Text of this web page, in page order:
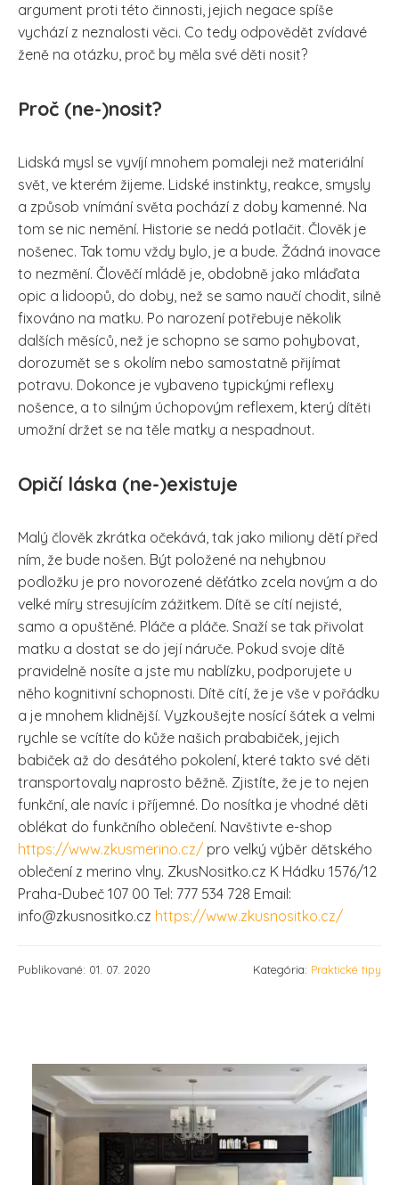
argument proti této činnosti, jejich negace spíše
vychází z neznalosti věci. Co tedy odpovědět zvídavé
ženě na otázku, proč by měla své děti nosit?
Proč (ne-)nosit?
Lidská mysl se vyvíjí mnohem pomaleji než materiální
svět, ve kterém žijeme. Lidské instinkty, reakce, smysly
a způsob vnímání světa pochází z doby kamenné. Na
tom se nic nemění. Historie se nedá potlačit. Člověk je
nošenec. Tak tomu vždy bylo, je a bude. Žádná inovace
to nezmění. Člověčí mládě je, obdobně jako mláďata
opic a lidoopů, do doby, než se samo naučí chodit, silně
fixováno na matku. Po narození potřebuje několik
dalších měsíců, než je schopno se samo pohybovat,
dorozumět se s okolím nebo samostatně přijímat
potravu. Dokonce je vybaveno typickými reflexy
nošence, a to silným úchopovým reflexem, který dítěti
umožní držet se na těle matky a nespadnout.
Opičí láska (ne-)existuje
Malý člověk zkrátka očekává, tak jako miliony dětí před
ním, že bude nošen. Být položené na nehybnou
podložku je pro novorozené děťátko zcela novým a do
velké míry stresujícím zážitkem. Dítě se cítí nejisté,
samo a opuštěné. Pláče a pláče. Snaží se tak přivolat
matku a dostat se do její náruče. Pokud svoje dítě
pravidelně nosíte a jste mu nablízku, podporujete u
něho kognitivní schopnosti. Dítě cítí, že je vše v pořádku
a je mnohem klidnější. Vyzkoušejte nosící šátek a velmi
rychle se vcítíte do kůže našich prababiček, jejich
babiček až do desátého pokolení, které takto své děti
transportovaly naprosto běžně. Zjistíte, že je to nejen
funkční, ale navíc i příjemné. Do nosítka je vhodné děti
oblékat do funkčního oblečení. Navštivte e-shop
https://www.zkusmerino.cz/ pro velký výběr dětského
oblečení z merino vlny. ZkusNositko.cz K Hádku 1576/12
Praha-Dubeč 107 00 Tel: 777 534 728 Email:
info@zkusnositko.cz https://www.zkusnositko.cz/
Publikované: 01. 07. 2020 Kategória: Praktické tipy